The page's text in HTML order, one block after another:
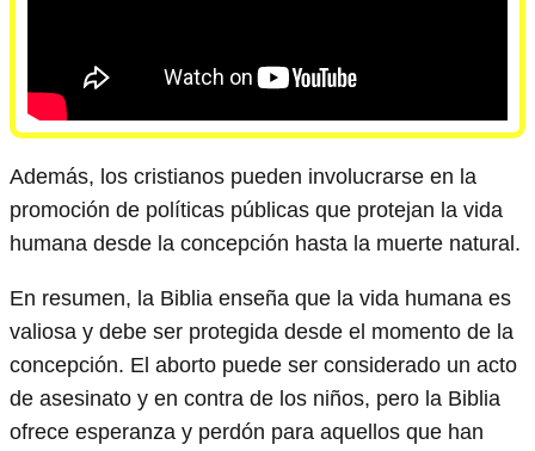
Además, los cristianos pueden involucrarse en la
promoción de políticas públicas que protejan la vida
humana desde la concepción hasta la muerte natural.
En resumen, la Biblia enseña que la vida humana es
valiosa y debe ser protegida desde el momento de la
concepción. El aborto puede ser considerado un acto
de asesinato y en contra de los niños, pero la Biblia
ofrece esperanza y perdón para aquellos que han